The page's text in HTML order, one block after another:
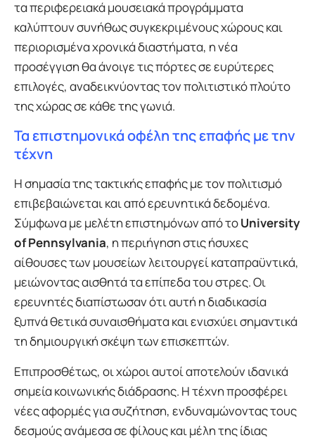
τα περιφερειακά μουσειακά προγράμματα
καλύπτουν συνήθως συγκεκριμένους χώρους και
περιορισμένα χρονικά διαστήματα, η νέα
προσέγγιση θα άνοιγε τις πόρτες σε ευρύτερες
επιλογές, αναδεικνύοντας τον πολιτιστικό πλούτο
της χώρας σε κάθε της γωνιά.
Τα επιστημονικά οφέλη της επαφής με την
τέχνη
Η σημασία της τακτικής επαφής με τον πολιτισμό
επιβεβαιώνεται και από ερευνητικά δεδομένα.
Σύμφωνα με μελέτη επιστημόνων από τοUniversity
of Pennsylvania, η περιήγηση στις ήσυχες
αίθουσες των μουσείων λειτουργεί καταπραϋντικά,
μειώνοντας αισθητά τα επίπεδα του στρες. Οι
ερευνητές διαπίστωσαν ότι αυτή η διαδικασία
ξυπνά θετικά συναισθήματα και ενισχύει σημαντικά
τη δημιουργική σκέψη των επισκεπτών.
Επιπροσθέτως, οι χώροι αυτοί αποτελούν ιδανικά
σημεία κοινωνικής διάδρασης. Η τέχνη προσφέρει
νέες αφορμές για συζήτηση, ενδυναμώνοντας τους
δεσμούς ανάμεσα σε φίλους και μέλη της ίδιας